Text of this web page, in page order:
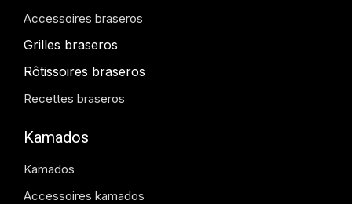
Accessoires braseros
Grilles braseros
Rôtissoires braseros
Recettes braseros
Kamados
Kamados
Accessoires kamados